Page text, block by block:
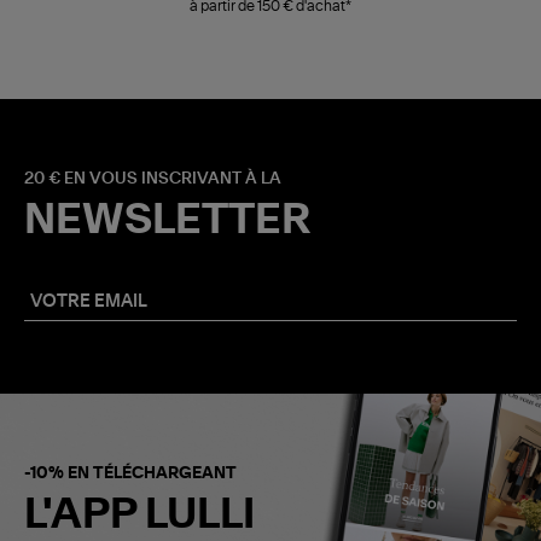
à partir de 150 € d'achat*
20 € EN VOUS INSCRIVANT À LA
NEWSLETTER
-10% EN TÉLÉCHARGEANT
L'APP LULLI